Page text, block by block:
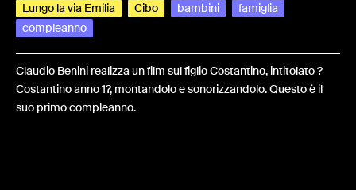
Lungo la via Emilia Cibo bambini
famiglia
compleanno
Claudio Benini realizza un film sul figlio Costantino, intitolato ?
Costantino anno 1?, montandolo e sonorizzandolo. Questo è il
suo primo compleanno.